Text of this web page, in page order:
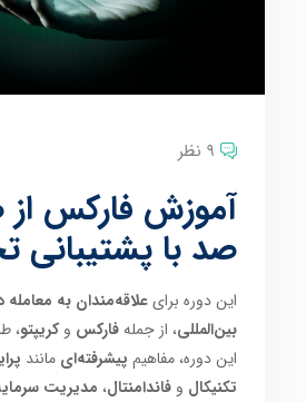
9 نظر
آموزش فارکس از
صد با
این دوره برایعلاقه‌مندان به معامله
بین‌المللی، از جملهفارکس وکریپتو،
این دوره، مفاهیم پیشرفته‌ای مانند
تکنیکال وفاندامنتال، مدیریت